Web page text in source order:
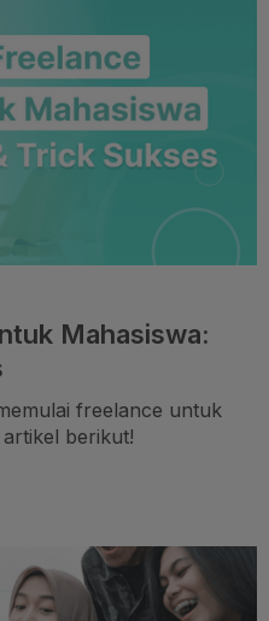
Mahasiswa:
freelance untuk
berikut!